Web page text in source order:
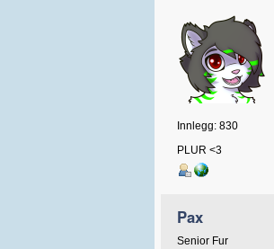
Innlegg: 830
PLUR <3
Pax
Senior Fur